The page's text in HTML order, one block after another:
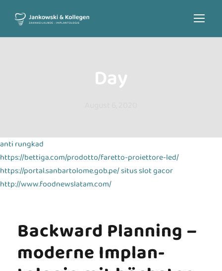
Day
anti rungkad
https://bettiga.com/prodotto/faretto-proiettore-led/
https://portal.sanbartolome.gob.pe/situs slot gacor
http://www.foodnewslatam.com/
Backward Planning –
moderne Implan­